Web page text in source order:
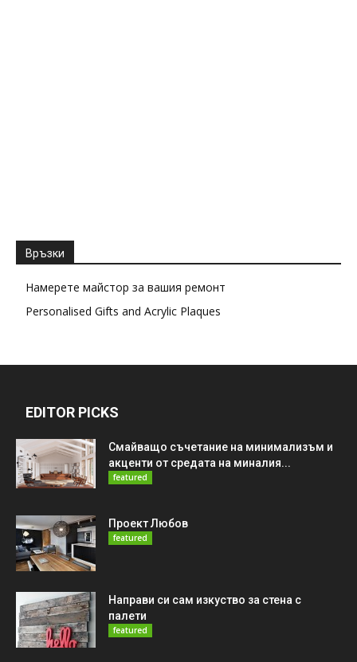
Връзки
Намерете майстор за вашия ремонт
Personalised Gifts and Acrylic Plaques
EDITOR PICKS
Смайващо съчетание на минимализъм и
акценти от средата на миналия...
featured
Проект Любов
featured
Направи си сам изкуство за стена с
палети
featured